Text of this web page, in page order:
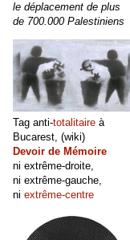
le déplacement de plus
de 700.000 Palestiniens
Tag anti-totalitaire à
Bucarest, (wiki)
Devoir de Mémoire
ni extrême-droite,
ni extrême-gauche,
ni extrême-centre